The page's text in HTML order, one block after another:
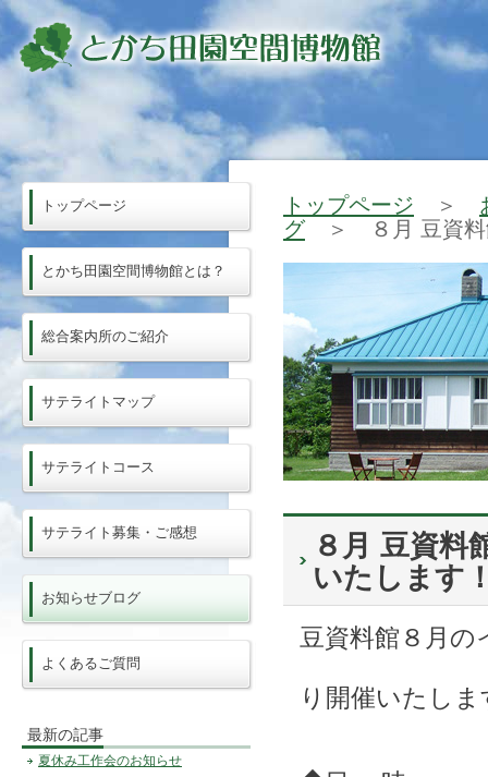
トップページ ＞
グ＞ ８月 豆資料館
８月 豆資料
いたします
豆資料館８月の
り開催いたしま
トップページ
とかち田園空間博物館とは？
総合案内所のご紹介
サテライトマップ
サテライトコース
サテライト募集・ご感想
お知らせブログ
よくあるご質問
最新の記事
夏休み工作会のお知らせ